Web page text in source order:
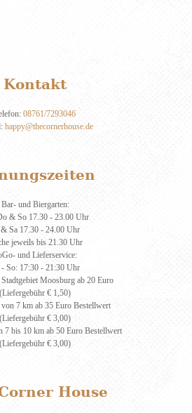
Kontakt
08761/7293046
happy@thecornerhouse.de
Bar- und Biergarten:
& So 17.30 - 23.00 Uhr
Sa 17.30 - 24.00 Uhr
jeweils bis 21.30 Uhr
und Lieferservice:
So: 17:30 - 21:30 Uhr
Moosburg ab 20 Euro
(Liefergebühr € 1,50)
7 km ab 35 Euro Bestellwert
(Liefergebühr € 3,00)
7 bis 10 km ab 50 Euro Bestellwert
(Liefergebühr € 3,00)
House